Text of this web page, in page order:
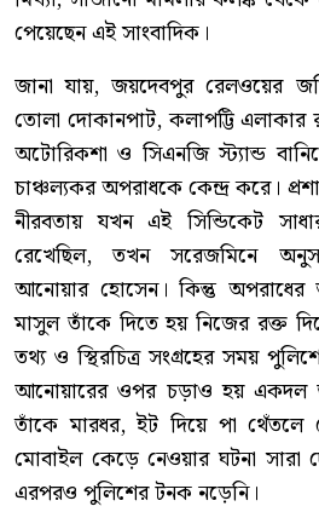
পেয়েছেন এই সাংবাদিক।
জানা যায়, জয়দেবপুর রেলওয়ের
তোলা দোকানপাট, কলাপট্টি এলাকার
অটোরিকশা ও সিএনজি স্ট্যান্ড
চাঞ্চল্যকর অপরাধকে কেন্দ্র করে।
নীরবতায় যখন এই সিন্ডিকেট
রেখেছিল, তখন সরেজমিনে
আনোয়ার হোসেন। কিন্তু অপরাধের
মাসুল তাঁকে দিতে হয় নিজের রক্ত
তথ্য ও স্থিরচিত্র সংগ্রহের সময়
আনোয়ারের ওপর চড়াও হয় একদল
তাঁকে মারধর, ইট দিয়ে পা থেঁতলে
মোবাইল কেড়ে নেওয়ার ঘটনা সারা
এরপরও পুলিশের টনক নড়েনি।